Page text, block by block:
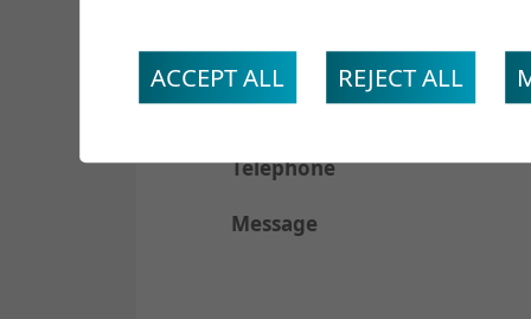
Prénom
Email
Téléphone
Message
ACCEPT ALL REJECT ALL